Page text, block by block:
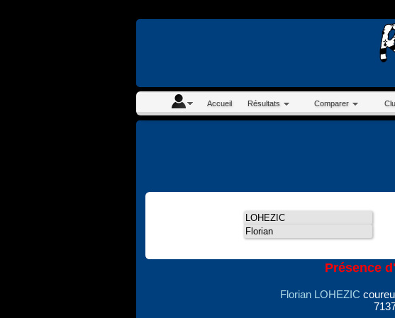
Accueil Résultats Comparer
Présence
Florian LOHEZIC